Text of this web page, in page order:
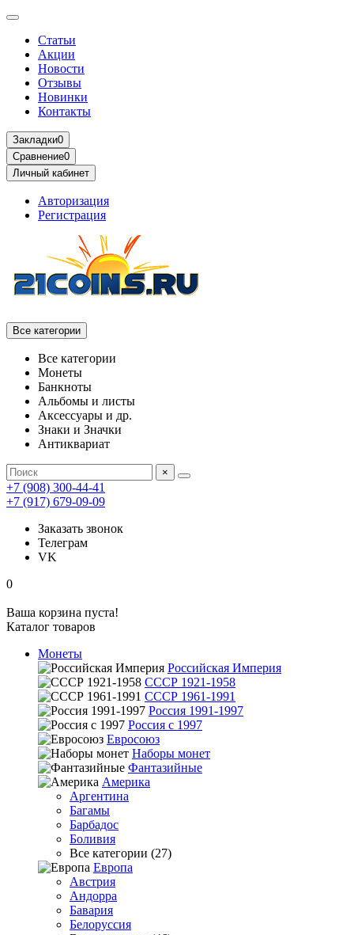
Статьи
Акции
Новости
Отзывы
Новинки
Контакты
Закладки0
Сравнение0
Личный кабинет
Авторизация
Регистрация
Все категории
Все категории
Монеты
Банкноты
Альбомы и листы
Аксессуары и др.
Знаки и Значки
Антиквариат
×
+7 (908) 300-44-41
+7 (917) 679-09-09
Заказать звонок
Телеграм
VK
0
Ваша корзина пуста!
Каталог товаров
Монеты
Российская Империя
СССР 1921-1958
СССР 1961-1991
Россия 1991-1997
Россия с 1997
Евросоюз
Наборы монет
Фантазийные
Америка
Аргентина
Багамы
Барбадос
Боливия
Все категории (27)
Европа
Австрия
Андорра
Бавария
Белоруссия